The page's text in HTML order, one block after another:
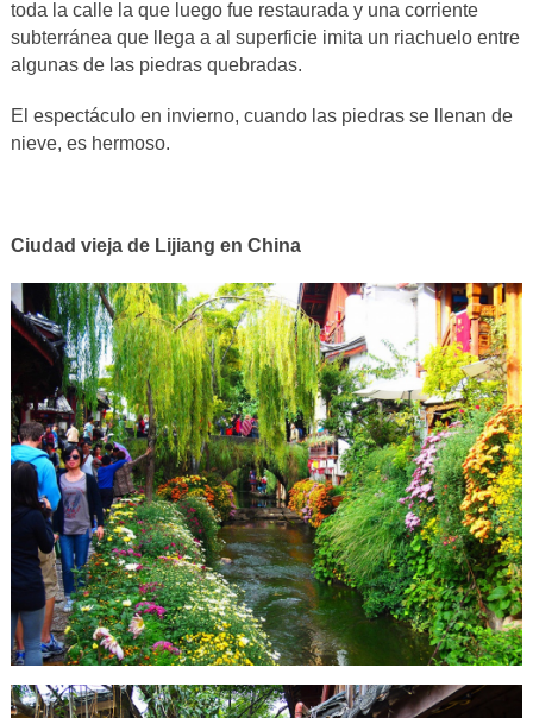
toda la calle la que luego fue restaurada y una corriente
subterránea que llega a al superficie imita un riachuelo entre
algunas de las piedras quebradas.
El espectáculo en invierno, cuando las piedras se llenan de
nieve, es hermoso.
Ciudad vieja de Lijiang en China